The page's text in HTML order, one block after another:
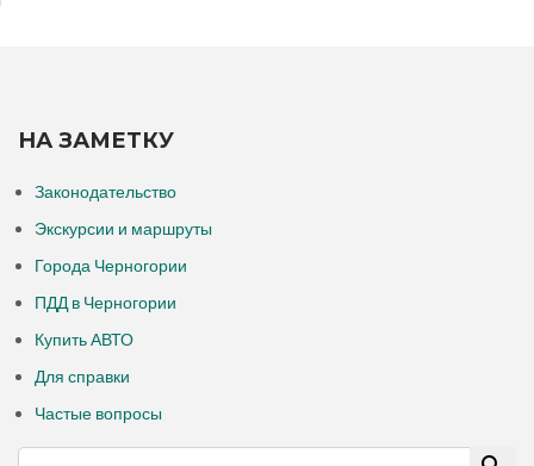
НА ЗАМЕТКУ
Законодательство
Экскурсии и маршруты
Города Черногории
ПДД в Черногории
Купить АВТО
Для справки
Частые вопросы